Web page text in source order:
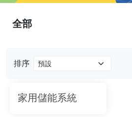
排序
家用儲能系統
全部